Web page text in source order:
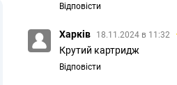
Відповісти
Харків 18.11.2024 в 11:32
Крутий картридж
Відповісти